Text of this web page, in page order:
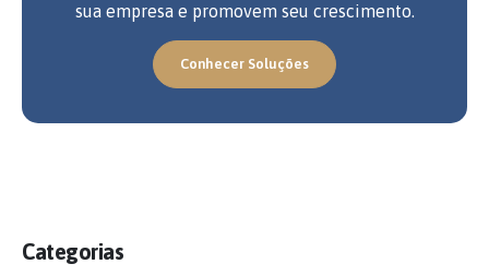
sua empresa e promovem seu crescimento.
Conhecer Soluções
Categorias